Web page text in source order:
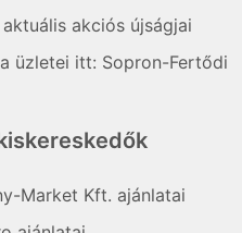
akciós újságjai
üzletei itt: Sopron-Fertődi
Market Kft. ajánlatai